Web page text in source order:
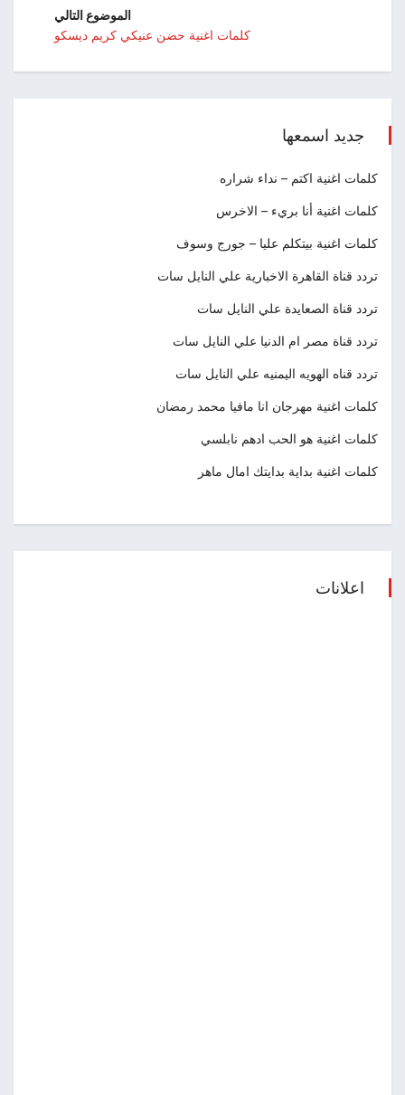
الموضوع التالي
كلمات اغنية حضن عنيكي كريم ديسكو
جديد اسمعها
كلمات اغنية اكتم – نداء شراره
كلمات اغنية أنا بريء – الاخرس
كلمات اغنية بيتكلم عليا – جورج وسوف
تردد قناة القاهرة الاخبارية علي النايل سات
تردد قناة الصعايدة علي النايل سات
تردد قناة مصر ام الدنيا علي النايل سات
تردد قناه الهويه اليمنيه علي النايل سات
كلمات اغنية مهرجان انا مافيا محمد رمضان
كلمات اغنية هو الحب ادهم نابلسي
كلمات اغنية بداية بدايتك امال ماهر
اعلانات